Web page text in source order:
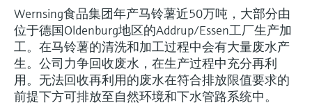
Wernsing食品集团年产马铃薯近50万吨，大部分由
位于德国Oldenburg地区的Addrup/Essen工厂生产加
工。在马铃薯的清洗和加工过程中会有大量废水产
生。公司力争回收废水，在生产过程中充分再利
用。无法回收再利用的废水在符合排放限值要求的
前提下方可排放至自然环境和下水管路系统中。